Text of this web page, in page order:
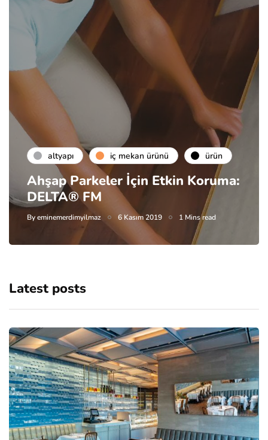
altyapı i̇ç mekan ürünü ürün
Ahşap Parkeler İçin Etkin Koruma:
DELTA® FM
Byeminemerdimyilmaz 6 Kasım 2019 1 Mins read
Latest posts